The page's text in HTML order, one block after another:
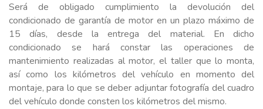
Será de obligado cumplimiento la devolución del
condicionado de garantía de motor en un plazo máximo de
15 días, desde la entrega del material. En dicho
condicionado se hará constar las operaciones de
mantenimiento realizadas al motor, el taller que lo monta,
así como los kilómetros del vehículo en momento del
montaje, para lo que se deber adjuntar fotografía del cuadro
del vehículo donde consten los kilómetros del mismo.